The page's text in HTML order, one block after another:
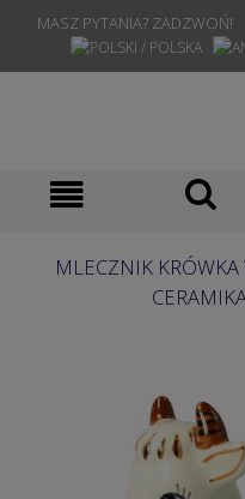
MASZ PYTANIA? ZADZWOŃ!
MLECZNIK